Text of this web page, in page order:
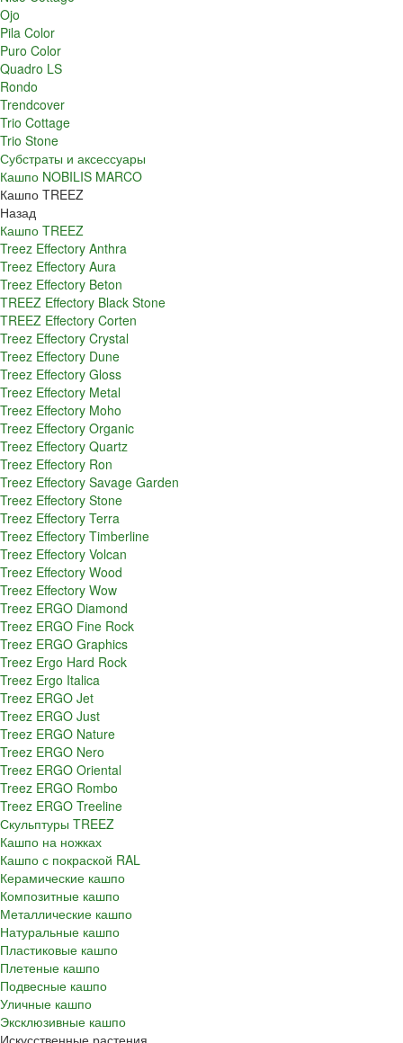
Ojo
Pila Color
Puro Color
Quadro LS
Rondo
Trendcover
Trio Cottage
Trio Stone
Субстраты и аксессуары
Кашпо NOBILIS MARCO
Кашпо TREEZ
Назад
Кашпо TREEZ
Treez Effectory Anthra
Treez Effectory Aura
Treez Effectory Beton
TREEZ Effectory Black Stone
TREEZ Effectory Corten
Treez Effectory Crystal
Treez Effectory Dune
Treez Effectory Gloss
Treez Effectory Metal
Treez Effectory Moho
Treez Effectory Organic
Treez Effectory Quartz
Treez Effectory Ron
Treez Effectory Savage Garden
Treez Effectory Stone
Treez Effectory Terra
Treez Effectory Timberline
Treez Effectory Volcan
Treez Effectory Wood
Treez Effectory Wow
Treez ERGO Diamond
Treez ERGO Fine Rock
Treez ERGO Graphics
Treez Ergo Hard Rock
Treez Ergo Italica
Treez ERGO Jet
Treez ERGO Just
Treez ERGO Nature
Treez ERGO Nero
Treez ERGO Oriental
Treez ERGO Rombo
Treez ERGO Treeline
Скульптуры TREEZ
Кашпо на ножках
Кашпо с покраской RAL
Керамические кашпо
Композитные кашпо
Металлические кашпо
Натуральные кашпо
Пластиковые кашпо
Плетеные кашпо
Подвесные кашпо
Уличные кашпо
Эксклюзивные кашпо